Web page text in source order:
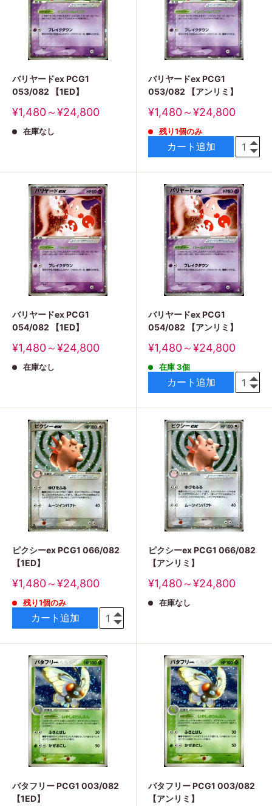
バリヤードex PCG1
053/082 【1ED】
販
価
¥1,480～¥24,800
在庫なし
バリヤードex PCG1
053/082 【アンリミ】
販
価
¥1,480～¥24,800
残り1個のみ
カート追加
バリヤードex PCG1
054/082 【1ED】
販
価
¥1,480～¥24,800
在庫なし
バリヤードex PCG1
054/082 【アンリミ】
販
価
¥1,480～¥24,800
在庫 3個
カート追加
ピクシーex PCG1 066/082
【1ED】
販
価
¥1,480～¥24,800
残り1個のみ
カート追加
ピクシーex PCG1 066/082
【アンリミ】
販
価
¥1,480～¥24,800
在庫なし
バタフリー PCG1 003/082
【1ED】
バタフリー PCG1 003/082
【アンリミ】